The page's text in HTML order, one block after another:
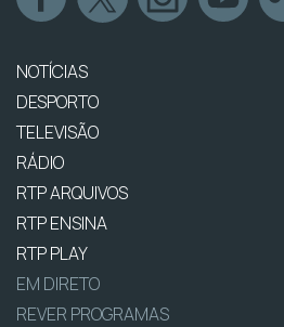
NOTÍCIAS
DESPORTO
TELEVISÃO
RÁDIO
RTP ARQUIVOS
RTP ENSINA
RTP PLAY
EM DIRETO
REVER PROGRAMAS